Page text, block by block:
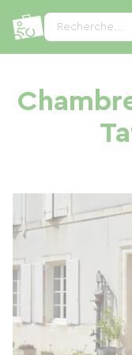
Recherche...
Panneau de